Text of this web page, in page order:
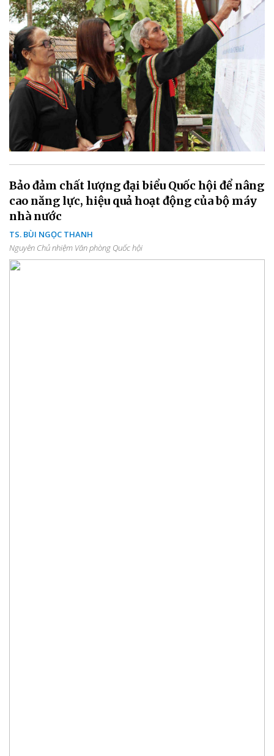
Bảo đảm chất lượng đại biểu Quốc hội để nâng
cao năng lực, hiệu quả hoạt động của bộ máy
nhà nước
TS. BÙI NGỌC THANH
Nguyên Chủ nhiệm Văn phòng Quốc hội